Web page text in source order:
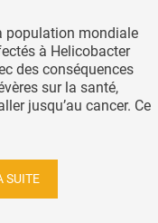
population mondiale
à Helicobacter
des conséquences
sur la santé,
jusqu’au cancer. Ce
SUITE